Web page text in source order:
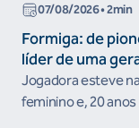
07/08/2026• 2min
Formiga: de
líder de uma
Jogadora esteve
feminino e, 20